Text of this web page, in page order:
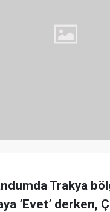
Trakya
’Evet’ derken,